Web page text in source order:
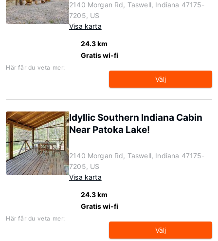
2140 Morgan Rd, Taswell, Indiana 47175-
7205, US
Visa karta
24.3 km
Gratis wi-fi
Här får du veta mer:
Välj
Idyllic Southern Indiana Cabin
Near Patoka Lake!
2140 Morgan Rd, Taswell, Indiana 47175-
7205, US
Visa karta
24.3 km
Gratis wi-fi
Här får du veta mer:
Välj